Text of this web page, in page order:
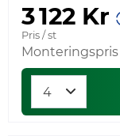
3 122 Kr
Pris / st
Monteringspris